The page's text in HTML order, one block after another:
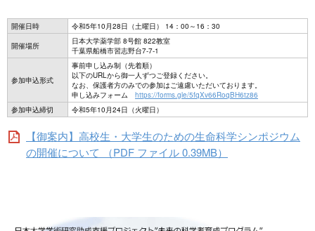
開催日時
令和5年10月28日（土曜日） 14：00～16：30
開催場所
日本大学薬学部 8号館 822教室
千葉県船橋市習志野台7-7-1
参加申込形式
事前申し込み制（先着順）
以下のURLから御一人ずつご登録ください。
なお、保護者方のみでの参加はご遠慮いただいております。
申し込みフォーム https://forms.gle/5fqXv66RoqBH6tz86
参加申込締切
令和5年10月24日（火曜日）
【御案内】高校生・大学生のための生命科学シンポジウム
の開催について （PDF ファイル 0.39MB）